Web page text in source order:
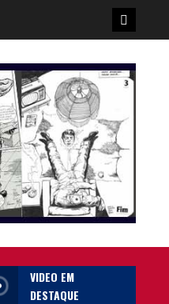
Poster
da
Ilha
VIDEO EM
DESTAQUE